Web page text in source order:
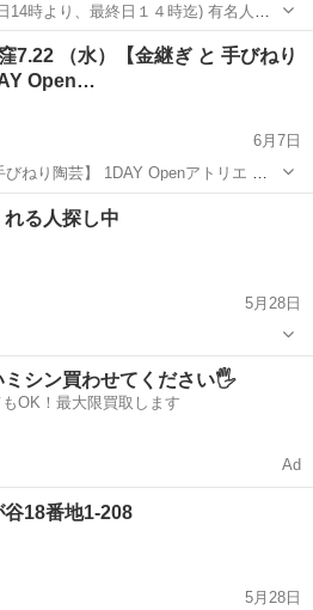
より、最終日１４時迄) 有名人気
めた現代作家や小物等、バラエティ
の作家作品を展示しています。(販売等
展示会 バラエティ
7.22 （水）【金継ぎ と 手びねり
Open…
6月7日
ねり陶芸】 1DAY Openアトリエ 第3
ですが、 11:30〜 15:...
展示会 金継ぎ
る人探し中
5月28日
展示会
ミシン買わせてください🖐️
OK！最大限買取します
Ad
谷18番地1-208
5月28日